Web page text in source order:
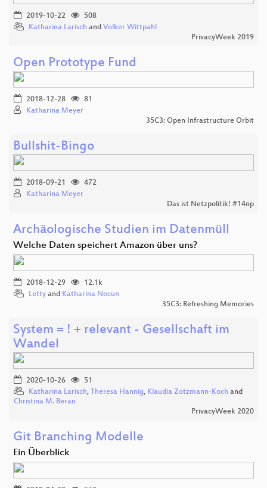
2019-10-22
508
Katharina Larisch and Volker Wittpahl
PrivacyWeek 2019
Open Prototype Fund
2018-12-28
81
Katharina Meyer
35C3: Open Infrastructure Orbit
Bullshit-Bingo
2018-09-21
472
Katharina Meyer
Das ist Netzpolitik! #14np
Archäologische Studien im Datenmüll
Welche Daten speichert Amazon über uns?
2018-12-29
12.1k
Letty and Katharina Nocun
35C3: Refreshing Memories
System = ! + relevant - Gesellschaft im
Wandel
2020-10-26
51
Katharina Larisch, Theresa Hannig, Klaudia Zotzmann-Koch and
Christina M. Beran
PrivacyWeek 2020
Git Branching Modelle
Ein Überblick